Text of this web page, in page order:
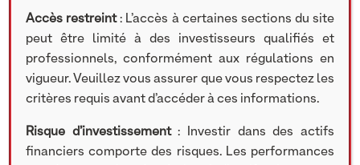
Accès restreint: L’accès à certaines sections du site
peut être limité à des investisseurs qualifiés et
professionnels, conformément aux régulations en
vigueur. Veuillez vous assurer que vous respectez les
critères requis avant d’accéder à ces informations.
Risque d’investissement: Investir dans des actifs
financiers comporte des risques. Les performances